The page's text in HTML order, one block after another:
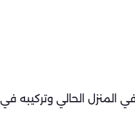
المنزل الحالي وتركيبه